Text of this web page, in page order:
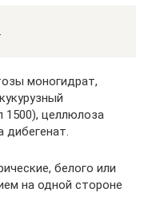
моногидрат,
1500), целлюлоза
дибегенат.
белого или
на одной стороне